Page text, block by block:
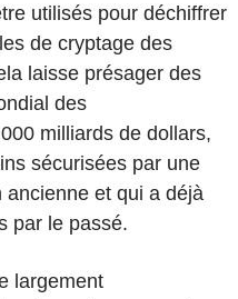
utilisés pour déchiffrer
de cryptage des
laisse présager des
des
milliards de dollars,
sécurisées par une
et qui a déjà
par le passé.
largement